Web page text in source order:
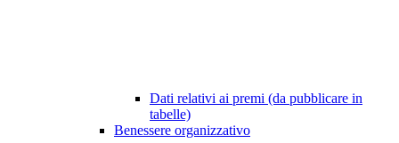
Dati relativi ai premi (da pubblicare in
tabelle)
Benessere organizzativo